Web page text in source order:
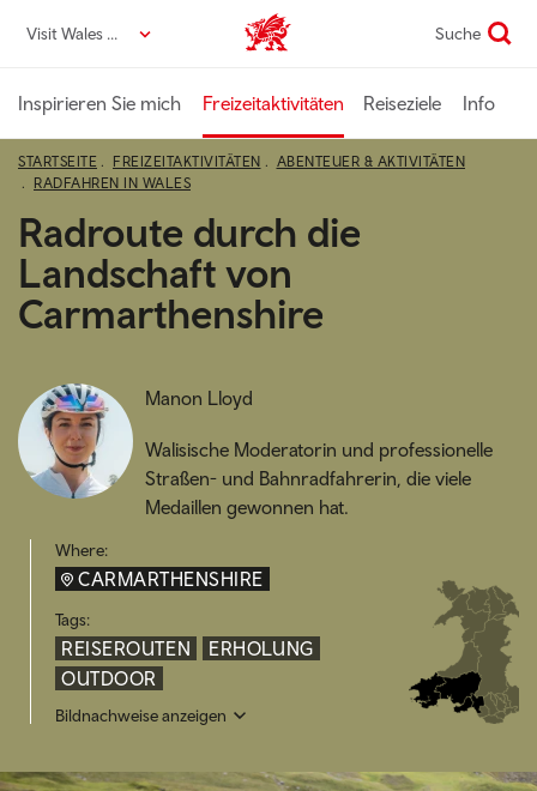
zumVisit Wales DE VisitWales home Suche
Inspirieren Sie mich Freizeitaktivitäten Reiseziele Info
STARTSEITE FREIZEITAKTIVITÄTEN
ABENTEUER & AKTIVITÄTEN
RADFAHREN IN WALES
Radroute durch die
Landschaft von
Carmarthenshire
Manon Lloyd
Walisische Moderatorin und professionelle
Straßen- und Bahnradfahrerin, die viele
Medaillen gewonnen hat.
Where:
CARMARTHENSHIRE
Tags:
REISEROUTEN
ERHOLUNG
OUTDOOR
Bildnachweise anzeigen